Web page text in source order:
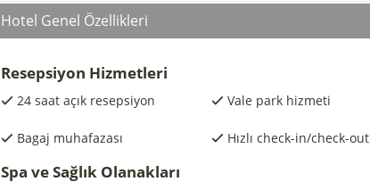
Hotel Genel Özellikleri
Resepsiyon Hizmetleri
24 saat açık resepsiyon Vale park hizmeti
Bagaj muhafazası
Hızlı check-in/check-out
Spa ve Sağlık Olanakları